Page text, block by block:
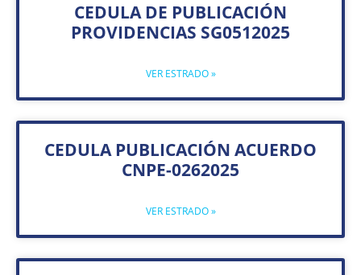
CEDULA DE PUBLICACIÓN
PROVIDENCIAS SG0512025
VER ESTRADO »
CEDULA PUBLICACIÓN ACUERDO
CNPE-0262025
VER ESTRADO »